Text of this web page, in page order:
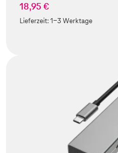
18,95 €
Lieferzeit:1-3 Werktage